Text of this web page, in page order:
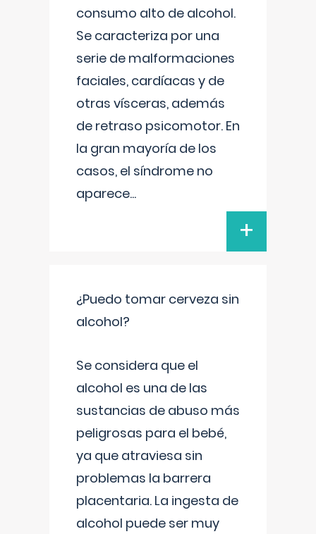
consumo alto de alcohol.
Se caracteriza por una
serie de malformaciones
faciales, cardíacas y de
otras vísceras, además
de retraso psicomotor. En
la gran mayoría de los
casos, el síndrome no
aparece...
+
¿Puedo tomar cerveza sin
alcohol?
Se considera que el
alcohol es una de las
sustancias de abuso más
peligrosas para el bebé,
ya que atraviesa sin
problemas la barrera
placentaria. La ingesta de
alcohol puede ser muy